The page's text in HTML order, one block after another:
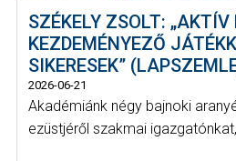
SZÉKELY ZSOLT: „AKTÍV
KEZDEMÉNYEZŐ
SIKERESEK”
2026-06-21
Akadémiánk négy bajnoki
ezüstjéről szakmai igazgatónkat,